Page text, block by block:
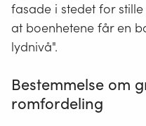
fasade i stedet for
at boenhetene får en
lydnivå".
Bestemmelse om
romfordeling